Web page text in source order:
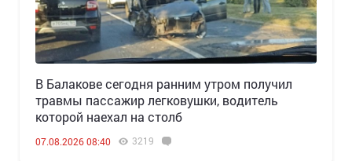
В Балакове сегодня ранним утром получил
травмы пассажир легковушки, водитель
которой наехал на столб
07.08.2026 08:40 3219